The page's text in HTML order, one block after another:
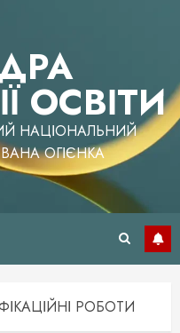
ОСВІТИ
НАЦІОНАЛЬНИЙ
ОГІЄНКА
РОБОТИ